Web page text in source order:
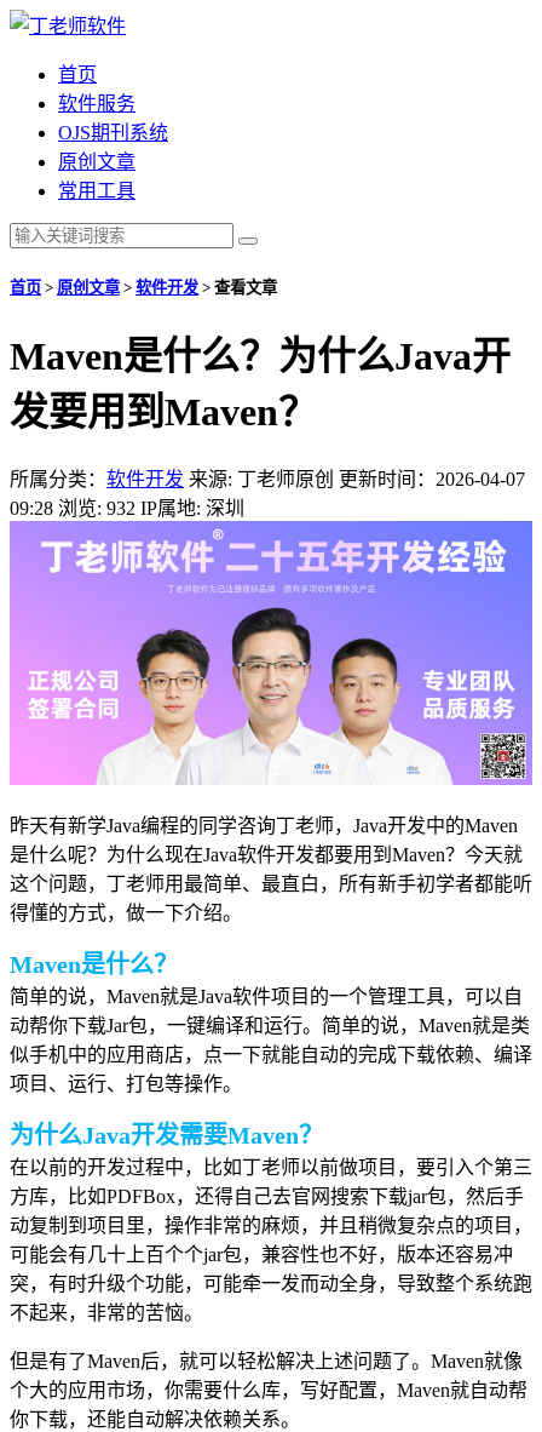
首页
软件服务
OJS期刊系统
原创文章
常用工具
首页 > 原创文章> 软件开发 > 查看文章
Maven是什么？为什么Java开
发要用到Maven？
所属分类： 软件开发 来源: 丁老师原创 更新时间：2026-04-07
09:28 浏览: 932 IP属地: 深圳
昨天有新学Java编程的同学咨询丁老师，Java开发中的Maven
是什么呢？为什么现在Java软件开发都要用到Maven？今天就
这个问题，丁老师用最简单、最直白，所有新手初学者都能听
得懂的方式，做一下介绍。
Maven是什么？
简单的说，Maven就是Java软件项目的一个管理工具，可以自
动帮你下载Jar包，一键编译和运行。简单的说，Maven就是类
似手机中的应用商店，点一下就能自动的完成下载依赖、编译
项目、运行、打包等操作。
为什么Java开发需要Maven？
在以前的开发过程中，比如丁老师以前做项目，要引入个第三
方库，比如PDFBox，还得自己去官网搜索下载jar包，然后手
动复制到项目里，操作非常的麻烦，并且稍微复杂点的项目，
可能会有几十上百个个jar包，兼容性也不好，版本还容易冲
突，有时升级个功能，可能牵一发而动全身，导致整个系统跑
不起来，非常的苦恼。
但是有了Maven后，就可以轻松解决上述问题了。Maven就像
个大的应用市场，你需要什么库，写好配置，Maven就自动帮
你下载，还能自动解决依赖关系。